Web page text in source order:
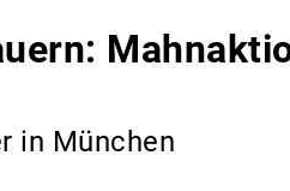
in München